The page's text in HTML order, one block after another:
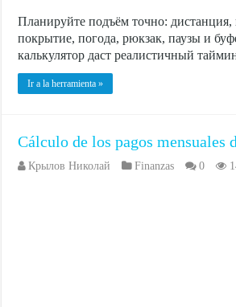
Планируйте подъём точно: дистанция,
покрытие, погода, рюкзак, паузы и
калькулятор даст реалистичный
Ir a la herramienta »
Cálculo de los pagos mensuales
Крылов Николай Finanzas 0